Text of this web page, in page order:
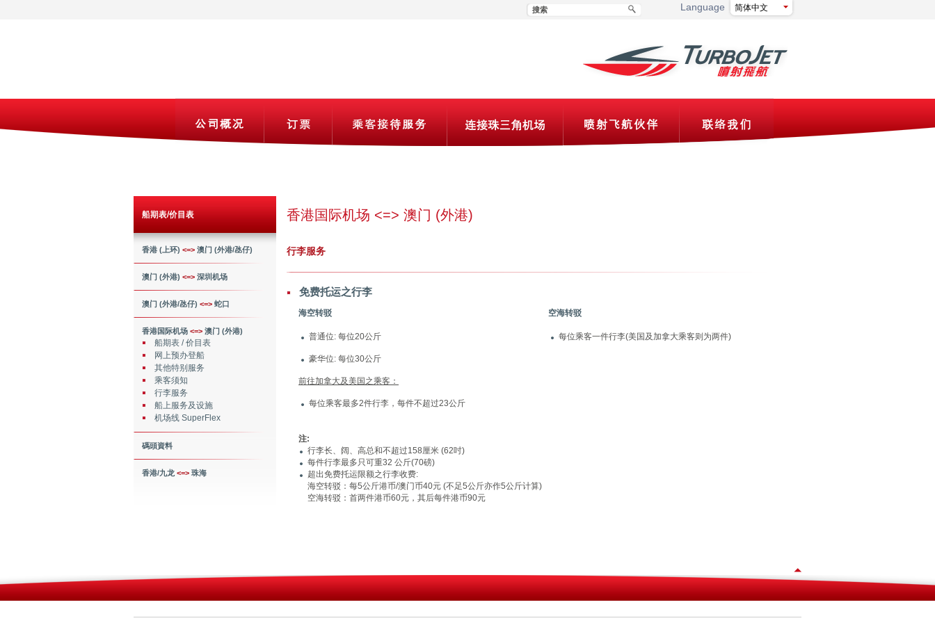
Language
船期表/价目表
香港 (上环) <=> 澳门 (外港/氹仔)
澳门 (外港) <=> 深圳机场
澳门 (外港/氹仔) <=> 蛇口
香港国际机场 <=> 澳门 (外港)
船期表 / 价目表
网上预办登船
其他特别服务
乘客须知
行李服务
船上服务及设施
机场线 SuperFlex
碼頭資料
香港/九龙 <=> 珠海
香港国际机场 <=> 澳门 (外港)
行李服务
免费托运之行李
海空转驳 空海转驳
普通位: 每位20公斤
豪华位: 每位30公斤
前往加拿大及美国之乘客：
每位乘客最多2件行李，每件不超过23公斤
每位乘客一件行李(美国及加拿大乘客则为两件)
注:
行李长、阔、高总和不超过158厘米 (62吋)
每件行李最多只可重32 公斤(70磅)
超出免费托运限额之行李收费:
海空转驳：每5公斤港币/澳门币40元 (不足5公斤亦作5公斤计算)
空海转驳：首两件港币60元，其后每件港币90元